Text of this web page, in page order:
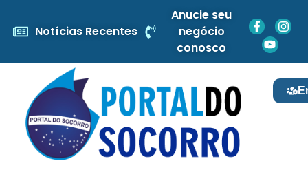
Notícias Recentes
Anucie seu
negócio
conosco